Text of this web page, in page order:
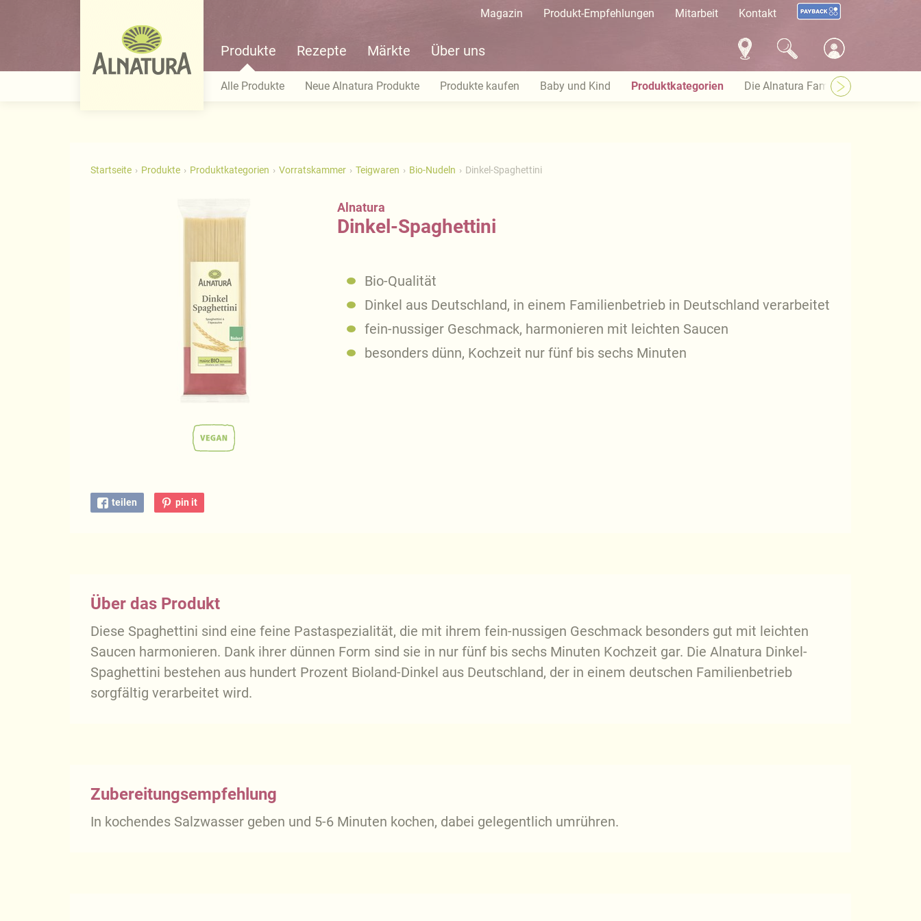
Magazin Produkt-Empfehlungen Mitarbeit Kontakt
Produkte Rezepte Märkte Über uns
Alle Produkte Neue Alnatura Produkte Produkte kaufen Baby und Kind Produktkategorien Die Alnatura Familie
Startseite Produkte Produktkategorien Vorratskammer Teigwaren Bio-Nudeln Dinkel-Spaghettini
Alnatura
Dinkel-Spaghettini
Bio-Qualität
Dinkel aus Deutschland, in einem Familienbetrieb in Deutschland verarbeitet
fein-nussiger Geschmack, harmonieren mit leichten Saucen
besonders dünn, Kochzeit nur fünf bis sechs Minuten
teilen pin it
Über das Produkt
Diese Spaghettini sind eine feine Pastaspezialität, die mit ihrem fein-nussigen Geschmack besonders gut mit leichten
Saucen harmonieren. Dank ihrer dünnen Form sind sie in nur fünf bis sechs Minuten Kochzeit gar. Die Alnatura Dinkel-
Spaghettini bestehen aus hundert Prozent Bioland-Dinkel aus Deutschland, der in einem deutschen Familienbetrieb
sorgfältig verarbeitet wird.
Zubereitungsempfehlung
In kochendes Salzwasser geben und 5-6 Minuten kochen, dabei gelegentlich umrühren.